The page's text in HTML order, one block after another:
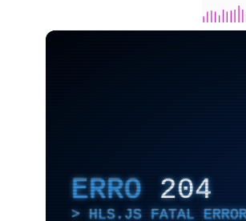
ERRO 204
HLS.JS FATAL